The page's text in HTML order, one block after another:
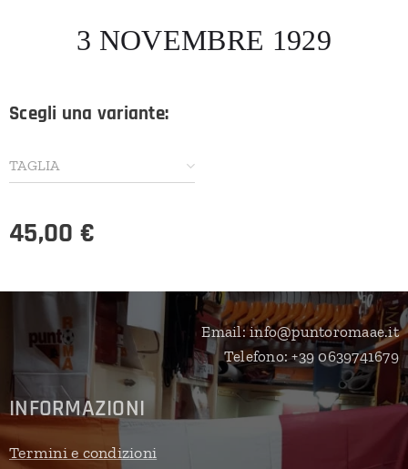
3 NOVEMBRE 1929
Scegli una variante:
TAGLIA
45,00 €
Email: info@puntoromaae.it
Telefono: +39 0639741679
INFORMAZIONI
Termini e condizioni